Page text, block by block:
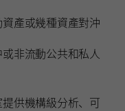
產或幾種資產對沖
非流動公共和私人
供機構級分析、可